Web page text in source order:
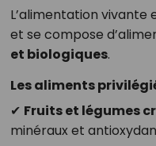
L’alimentation
et se compose
et biologiques.
Les aliments
✔ Fruits et légumes
minéraux et